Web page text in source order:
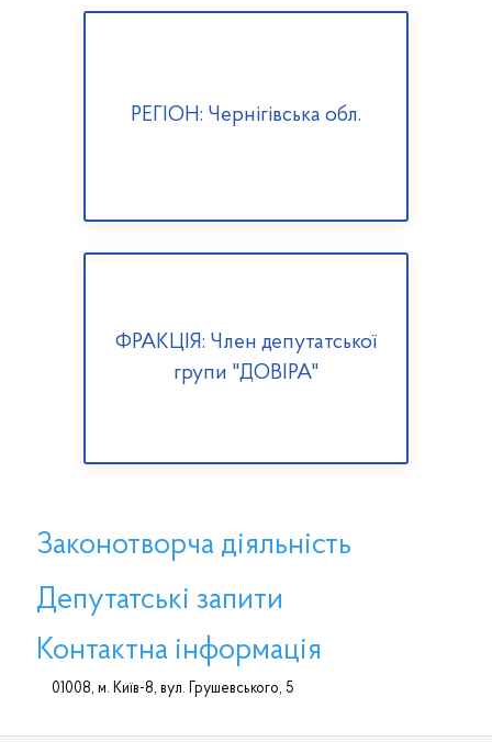
РЕГІОН: Чернігівська обл.
ФРАКЦІЯ: Член депутатської
групи "ДОВІРА"
Законотворча діяльність
Депутатські запити
Контактна інформація
01008, м. Київ-8, вул. Грушевського, 5